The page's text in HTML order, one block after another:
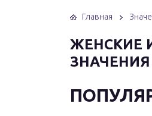
Главная
ЖЕНСКИЕ
ЗНАЧЕНИЯ